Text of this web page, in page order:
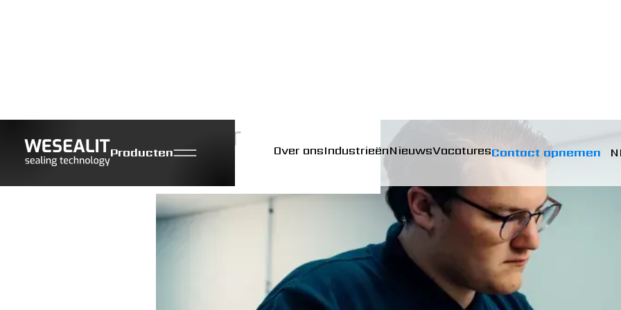
Producten Over onsIndustrieënNieuwsVacaturesContact opnemen
Seal Engineer